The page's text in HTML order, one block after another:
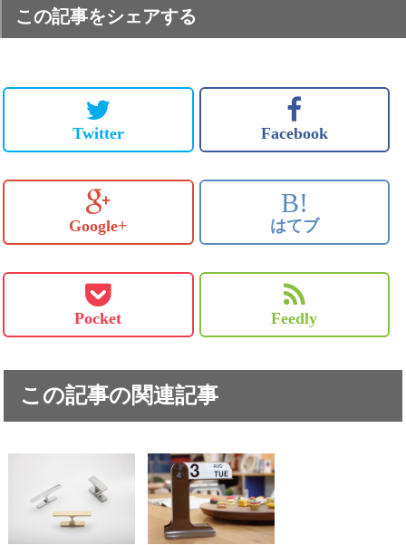
この記事をシェアする
Twitter Facebook
Google+
B!
はてブ
Pocket Feedly
この記事の関連記事